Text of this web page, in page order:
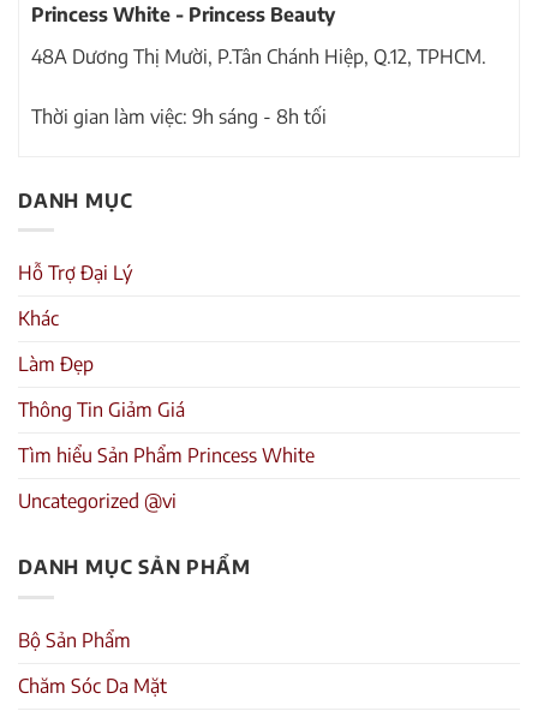
Princess White - Princess Beauty
48A Dương Thị Mười, P.Tân Chánh Hiệp, Q.12, TPHCM.
Thời gian làm việc: 9h sáng - 8h tối
DANH MỤC
Hỗ Trợ Đại Lý
Khác
Làm Đẹp
Thông Tin Giảm Giá
Tìm hiểu Sản Phẩm Princess White
Uncategorized @vi
DANH MỤC SẢN PHẨM
Bộ Sản Phẩm
Chăm Sóc Da Mặt